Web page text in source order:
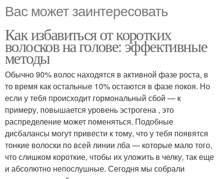
Вас может заинтересовать
Как избавиться от коротких
волосков на голове: эффективные
методы
Обычно 90% волос находятся в активной фазе роста, в
то время как остальные 10% остаются в фазе покоя. Но
если у тебя происходит гормональный сбой — к
примеру, повышается уровень эстрогена , это
распределение может поменяться. Подобные
дисбалансы могут привести к тому, что у тебя появятся
тонкие волоски по всей линии лба — которые мало того,
что слишком короткие, чтобы их уложить в челку, так еще
и абсолютно непослушные. Сегодня мы собрали